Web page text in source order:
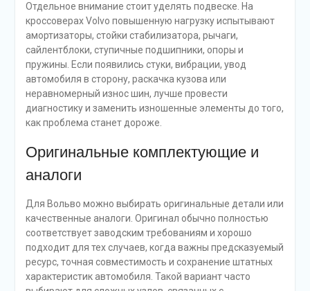
Отдельное внимание стоит уделять подвеске. На
кроссоверах Volvo повышенную нагрузку испытывают
амортизаторы, стойки стабилизатора, рычаги,
сайлентблоки, ступичные подшипники, опоры и
пружины. Если появились стуки, вибрации, увод
автомобиля в сторону, раскачка кузова или
неравномерный износ шин, лучше провести
диагностику и заменить изношенные элементы до того,
как проблема станет дороже.
Оригинальные комплектующие и
аналоги
Для Вольво можно выбирать оригинальные детали или
качественные аналоги. Оригинал обычно полностью
соответствует заводским требованиям и хорошо
подходит для тех случаев, когда важны предсказуемый
ресурс, точная совместимость и сохранение штатных
характеристик автомобиля. Такой вариант часто